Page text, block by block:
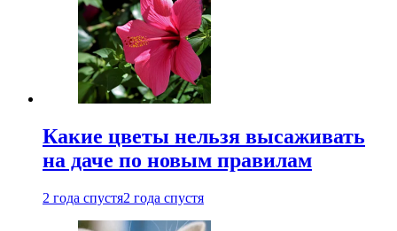
Какие цветы нельзя высаживать
на даче по новым правилам
2 года спустя2 года спустя